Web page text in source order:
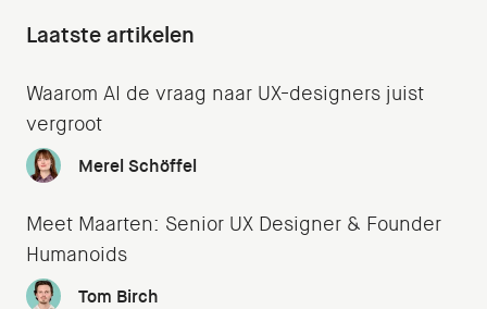
Laatste artikelen
Waarom AI de vraag naar UX-designers juist
vergroot
Merel Schöffel
Meet Maarten: Senior UX Designer & Founder
Humanoids
Tom Birch